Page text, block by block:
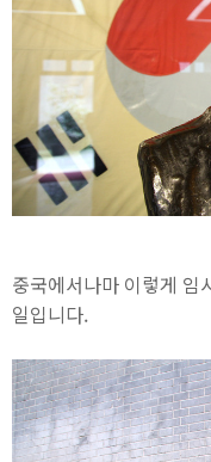
중국에서나마 이렇게 임
일입니다.